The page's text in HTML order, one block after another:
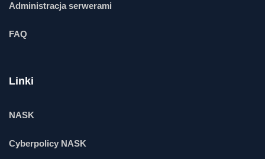
Administracja serwerami
FAQ
Linki
NASK
Cyberpolicy NASK